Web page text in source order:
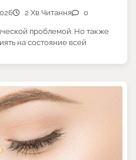
2 Хв Читання 0
проблемой. Но также
на состояние всей